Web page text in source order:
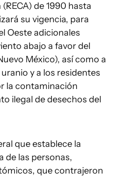
de 1990 hasta
su vigencia, para
Oeste adicionales
abajo a favor del
México), así como a
y a los residentes
la contaminación
ilegal de desechos del
que establece la
de las personas,
que contrajeron